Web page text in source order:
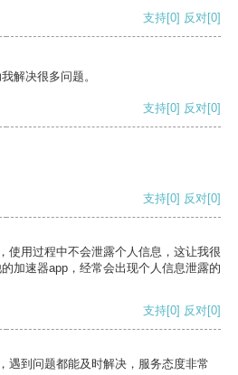
支持[0] 反对[0]
解决很多问题。
支持[0] 反对[0]
支持[0] 反对[0]
使用过程中不会泄露个人信息，这让我很
加速器app，经常会出现个人信息泄露的
支持[0] 反对[0]
遇到问题都能及时解决，服务态度非常